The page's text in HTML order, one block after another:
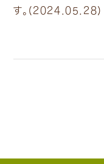
す。(2024.05.28)